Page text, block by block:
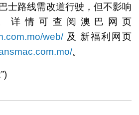
士路线需改道行驶，但不影响
详情可查阅澳巴网页
web/及 新福利网页
。